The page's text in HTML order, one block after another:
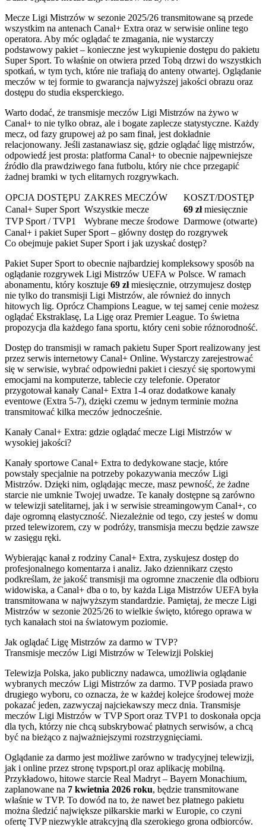
Mecze Ligi Mistrzów w sezonie 2025/26 transmitowane są przede
wszystkim na antenach Canal+ Extra oraz w serwisie online tego
operatora. Aby móc oglądać te zmagania, nie wystarczy
podstawowy pakiet – konieczne jest wykupienie dostępu do pakietu
Super Sport. To właśnie on otwiera przed Tobą drzwi do wszystkich
spotkań, w tym tych, które nie trafiają do anteny otwartej. Oglądanie
meczów w tej formie to gwarancja najwyższej jakości obrazu oraz
dostępu do studia eksperckiego.
Warto dodać, że transmisje meczów Ligi Mistrzów na żywo w
Canal+ to nie tylko obraz, ale i bogate zaplecze statystyczne. Każdy
mecz, od fazy grupowej aż po sam finał, jest dokładnie
relacjonowany. Jeśli zastanawiasz się, gdzie oglądać ligę mistrzów,
odpowiedź jest prosta: platforma Canal+ to obecnie najpewniejsze
źródło dla prawdziwego fana futbolu, który nie chce przegapić
żadnej bramki w tych elitarnych rozgrywkach.
OPCJA DOSTĘPU ZAKRES MECZÓW
KOSZT/DOSTĘP
Canal+ Super Sport Wszystkie mecze 69 złmiesięcznie
TVP Sport / TVP1
Wybrane mecze środowe Darmowe (otwarte)
Canal+ i pakiet Super Sport – główny dostęp do rozgrywek
Co obejmuje pakiet Super Sport i jak uzyskać dostęp?
Pakiet Super Sport to obecnie najbardziej kompleksowy sposób na
oglądanie rozgrywek Ligi Mistrzów UEFA w Polsce. W ramach
abonamentu, który kosztuje 69 złmiesięcznie, otrzymujesz dostęp
nie tylko do transmisji Ligi Mistrzów, ale również do innych
hitowych lig. Oprócz Champions League, w tej samej cenie możesz
oglądać Ekstraklasę, La Ligę oraz Premier League. To świetna
propozycja dla każdego fana sportu, który ceni sobie różnorodność.
Dostęp do transmisji w ramach pakietu Super Sport realizowany jest
przez serwis internetowy Canal+ Online. Wystarczy zarejestrować
się w serwisie, wybrać odpowiedni pakiet i cieszyć się sportowymi
emocjami na komputerze, tablecie czy telefonie. Operator
przygotował kanały Canal+ Extra 1-4 oraz dodatkowe kanały
eventowe (Extra 5-7), dzięki czemu w jednym terminie można
transmitować kilka meczów jednocześnie.
Kanały Canal+ Extra: gdzie oglądać mecze Ligi Mistrzów w
wysokiej jakości?
Kanały sportowe Canal+ Extra to dedykowane stacje, które
powstały specjalnie na potrzeby pokazywania meczów Ligi
Mistrzów. Dzięki nim, oglądając mecze, masz pewność, że żadne
starcie nie umknie Twojej uwadze. Te kanały dostępne są zarówno
w telewizji satelitarnej, jak i w serwisie streamingowym Canal+, co
daje ogromną elastyczność. Niezależnie od tego, czy jesteś w domu
przed telewizorem, czy w podróży, transmisja meczu będzie zawsze
w zasięgu ręki.
Wybierając kanał z rodziny Canal+ Extra, zyskujesz dostęp do
profesjonalnego komentarza i analiz. Jako dziennikarz często
podkreślam, że jakość transmisji ma ogromne znaczenie dla odbioru
widowiska, a Canal+ dba o to, by każda Liga Mistrzów UEFA była
transmitowana w najwyższym standardzie. Pamiętaj, że mecze Ligi
Mistrzów w sezonie 2025/26 to wielkie święto, którego oprawa w
tych kanałach stoi na światowym poziomie.
Jak oglądać Ligę Mistrzów za darmo w TVP?
Transmisje meczów Ligi Mistrzów w Telewizji Polskiej
Telewizja Polska, jako publiczny nadawca, umożliwia oglądanie
wybranych meczów Ligi Mistrzów za darmo. TVP posiada prawo
drugiego wyboru, co oznacza, że w każdej kolejce środowej może
pokazać jeden, zazwyczaj najciekawszy mecz dnia. Transmisje
meczów Ligi Mistrzów w TVP Sport oraz TVP1 to doskonała opcja
dla tych, którzy nie chcą subskrybować płatnych serwisów, a chcą
być na bieżąco z najważniejszymi rozstrzygnięciami.
Oglądanie za darmo jest możliwe zarówno w tradycyjnej telewizji,
jak i online przez stronę tvpsport.pl oraz aplikację mobilną.
Przykładowo, hitowe starcie Real Madryt – Bayern Monachium,
zaplanowane na 7 kwietnia 2026 roku, będzie transmitowane
właśnie w TVP. To dowód na to, że nawet bez płatnego pakietu
można śledzić największe piłkarskie marki w Europie, co czyni
ofertę TVP niezwykle atrakcyjną dla szerokiego grona odbiorców.